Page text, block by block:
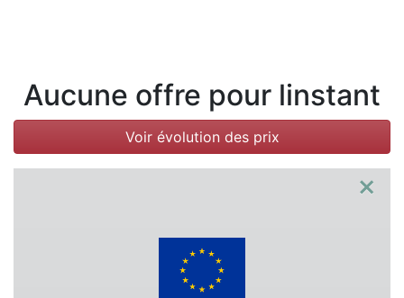
Aucune offre pour linstant
Voir évolution des prix
×